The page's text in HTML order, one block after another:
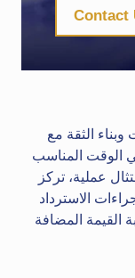
Contact
الثقة مع
الوقت المناسب
عملية، تركز
الاسترداد
القيمة المضافة